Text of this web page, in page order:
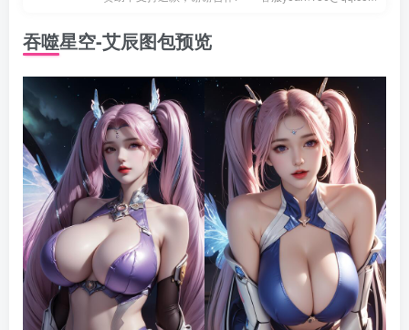
吞噬星空-艾辰图包预览